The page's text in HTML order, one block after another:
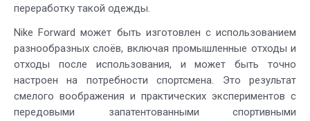
переработку такой одежды.
Nike Forward может быть изготовлен с использованием
разнообразных слоёв, включая промышленные отходы и
отходы после использования, и может быть точно
настроен на потребности спортсмена. Это результат
смелого воображения и практических экспериментов с
передовыми запатентованными спортивными